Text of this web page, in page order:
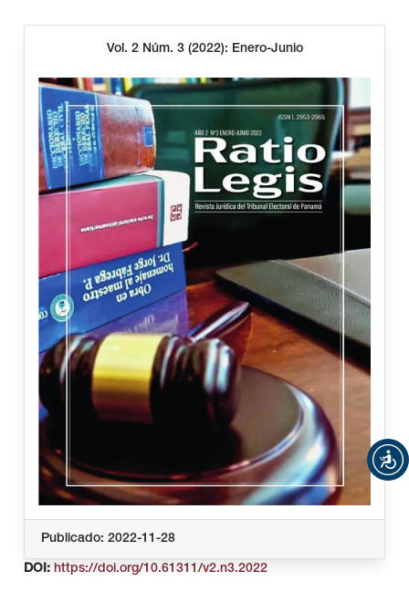
Vol. 2 Núm. 3 (2022): Enero-Junio
Publicado: 2022-11-28
DOI: https://doi.org/10.61311/v2.n3.2022